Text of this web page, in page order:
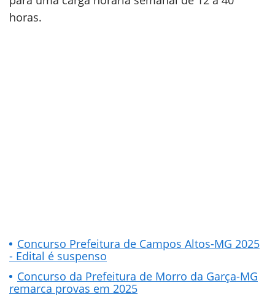
horas.
Concurso Prefeitura de Campos Altos-MG 2025
- Edital é suspenso
Concurso da Prefeitura de Morro da Garça-MG
remarca provas em 2025